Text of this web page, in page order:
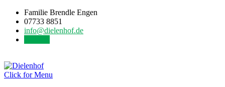
Familie Brendle Engen
07733 8851
info@dielenhof.de
Click for Menu